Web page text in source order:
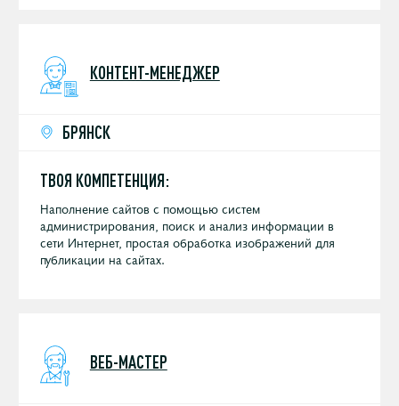
КОНТЕНТ-МЕНЕДЖЕР
БРЯНСК
ТВОЯ КОМПЕТЕНЦИЯ:
Наполнение сайтов с помощью систем
администрирования, поиск и анализ информации в
сети Интернет, простая обработка изображений для
публикации на сайтах.
ВЕБ-МАСТЕР